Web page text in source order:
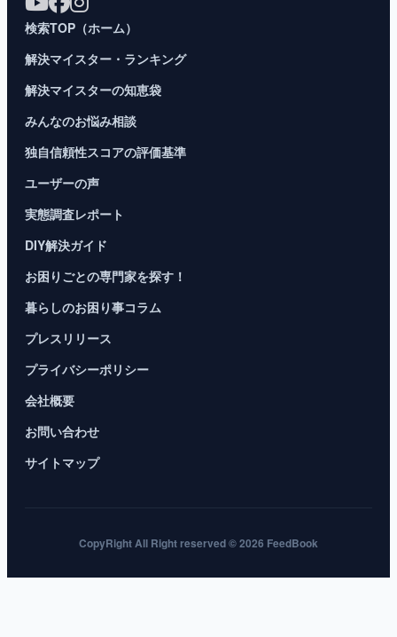
検索TOP（ホーム）
解決マイスター・ランキング
解決マイスターの知恵袋
みんなのお悩み相談
独自信頼性スコアの評価基準
ユーザーの声
実態調査レポート
DIY解決ガイド
お困りごとの専門家を探す！
暮らしのお困り事コラム
プレスリリース
プライバシーポリシー
会社概要
お問い合わせ
サイトマップ
CopyRight All Right reserved © 2026 FeedBook